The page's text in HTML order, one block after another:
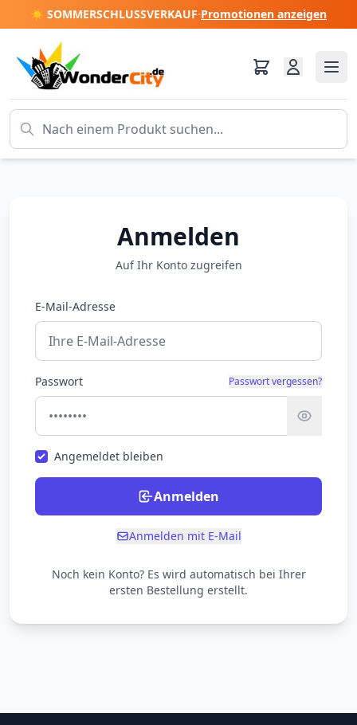
☀️ SOMMERSCHLUSSVERKAUF·Promotionen anzeigen
Anmelden
Auf Ihr Konto zugreifen
E-Mail-Adresse
Passwort Passwort vergessen?
Angemeldet bleiben
Anmelden
Anmelden mit E-Mail
Noch kein Konto? Es wird automatisch bei Ihrer
ersten Bestellung erstellt.